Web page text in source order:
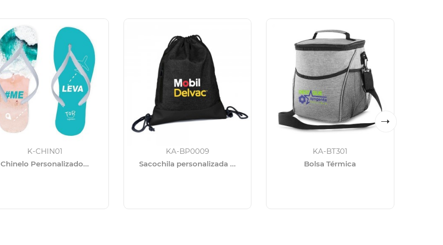
K-CHIN01
Chinelo Personalizado...
KA-BP0009
Sacochila personalizada ...
KA-BT301
Bolsa Térmica